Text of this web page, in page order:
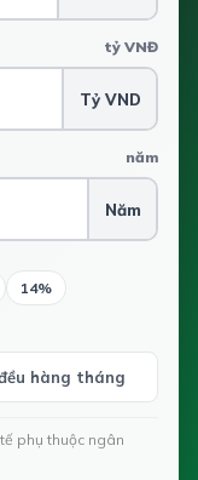
tỷ VNĐ
Tỷ VND
năm
Năm
14%
hàng tháng
phụ thuộc ngân